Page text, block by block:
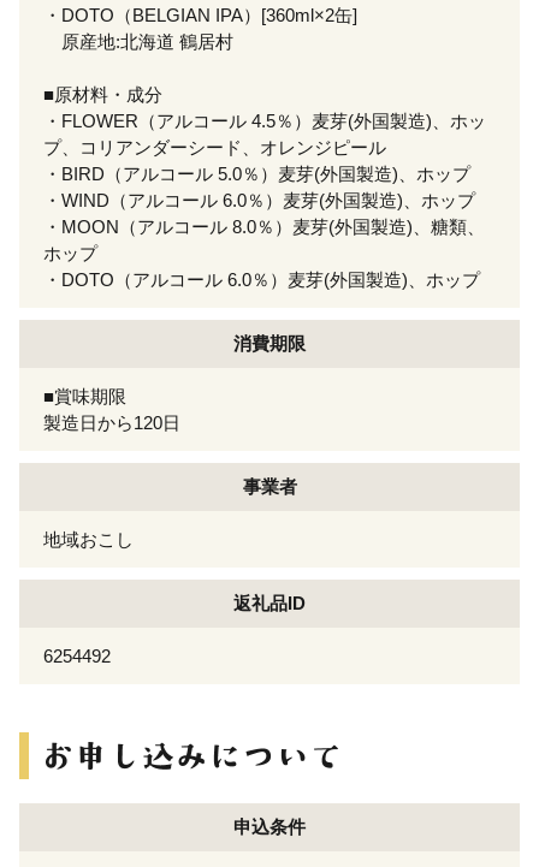
・DOTO（BELGIAN IPA）[360ml×2缶]
原産地:北海道 鶴居村
■原材料・成分
・FLOWER（アルコール 4.5％）麦芽(外国製造)、ホッ
プ、コリアンダーシード、オレンジピール
・BIRD（アルコール 5.0％）麦芽(外国製造)、ホップ
・WIND（アルコール 6.0％）麦芽(外国製造)、ホップ
・MOON（アルコール 8.0％）麦芽(外国製造)、糖類、
ホップ
・DOTO（アルコール 6.0％）麦芽(外国製造)、ホップ
消費期限
■賞味期限
製造日から120日
事業者
地域おこし
返礼品ID
6254492
申込条件